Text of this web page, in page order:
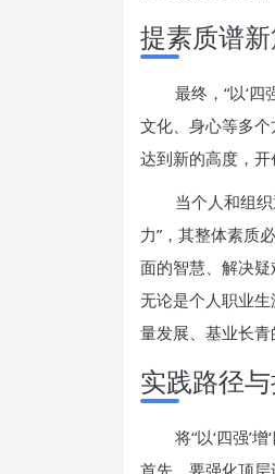
提素质谱
最终，“以‘四
文化、身心等多个
达到新的高度，开
当个人和组
力”，其整体素质
面的智慧、解决
无论是个人职业
量发展、基业长青
实践路径
将“以‘四强’
首先，要强化顶